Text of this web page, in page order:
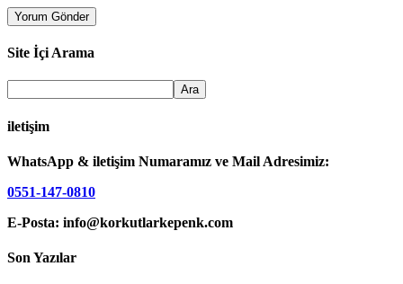
Site İçi Arama
iletişim
WhatsApp & iletişim Numaramız ve Mail Adresimiz:
0551-147-0810
E-Posta: info@korkutlarkepenk.com
Son Yazılar